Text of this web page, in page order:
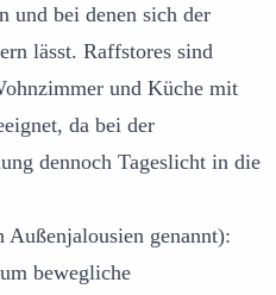
und bei denen sich der
lässt. Raffstores sind
und Küche mit
da bei der
dennoch Tageslicht in die
Außenjalousien genannt):
bewegliche